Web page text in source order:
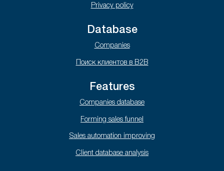
Privacy policy
Database
Companies
Поиск клиентов в B2B
Features
Companies database
Forming sales funnel
Sales automation improving
Client database analysis